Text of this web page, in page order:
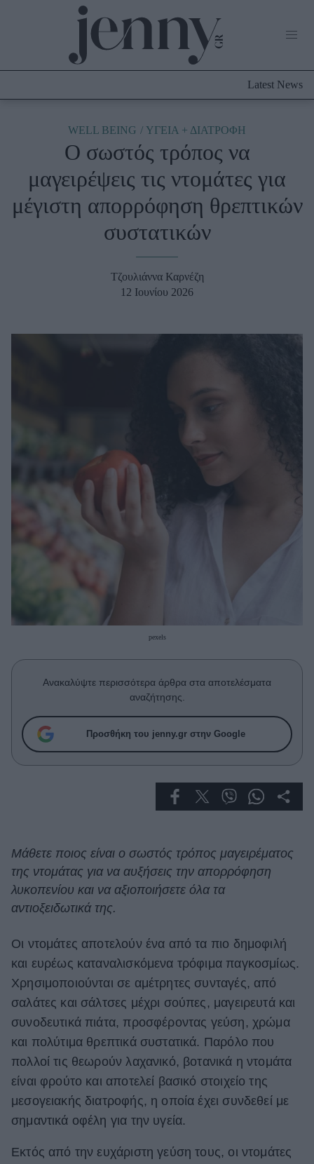
Culture
Shopping
Styling Tips
Fashion News
Woman Power
Who
True Stories
Success Stories
Ζώδια
Cooking
Green
Αφιερώματα
ΒΟΞ
Χωρίς Ταμπέλες
Women's Forum
Hautes Grecians
Latest News
WELL BEING ΥΓΕΙΑ + ΔΙΑΤΡΟΦΗ
Ο σωστός τρόπος να
μαγειρέψεις τις ντομάτες για
μέγιστη απορρόφηση θρεπτικών
συστατικών
Τζουλιάννα Καρνέζη
12 Ιουνίου 2026
pexels
Ανακαλύψτε περισσότερα άρθρα στα αποτελέσματα
αναζήτησης.
Προσθήκη του jenny.gr στην Google
Μάθετε ποιος είναι ο σωστός τρόπος μαγειρέματος
της ντομάτας για να αυξήσεις την απορρόφηση
λυκοπενίου και να αξιοποιήσετε όλα τα
αντιοξειδωτικά της.
Οι ντομάτες αποτελούν ένα από τα πιο δημοφιλή
και ευρέως καταναλισκόμενα τρόφιμα παγκοσμίως.
Χρησιμοποιούνται σε αμέτρητες συνταγές, από
σαλάτες και σάλτσες μέχρι σούπες, μαγειρευτά και
συνοδευτικά πιάτα, προσφέροντας γεύση, χρώμα
και πολύτιμα θρεπτικά συστατικά. Παρόλο που
πολλοί τις θεωρούν λαχανικό, βοτανικά η ντομάτα
είναι φρούτο και αποτελεί βασικό στοιχείο της
μεσογειακής διατροφής, η οποία έχει συνδεθεί με
σημαντικά οφέλη για την υγεία.
Εκτός από την ευχάριστη γεύση τους, οι ντομάτες